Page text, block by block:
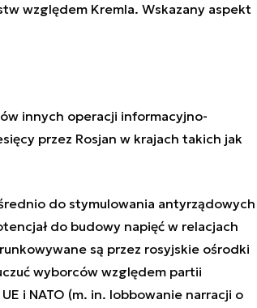
względem Kremla. Wskazany aspekt
innych operacji informacyjno-
przez Rosjan w krajach takich jak
do stymulowania antyrządowych
do budowy napięć w relacjach
są przez rosyjskie ośrodki
wyborców względem partii
i NATO (m. in. lobbowanie narracji o